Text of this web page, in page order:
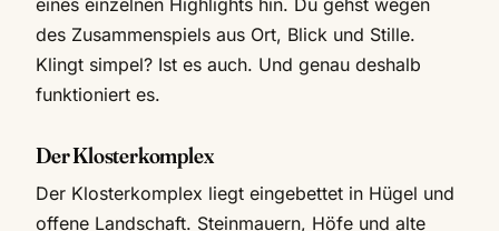
des Zusammenspiels aus Ort, Blick und Stille.
Klingt simpel? Ist es auch. Und genau deshalb
funktioniert es.
Der Klosterkomplex
Der Klosterkomplex liegt eingebettet in Hügel und
offene Landschaft. Steinmauern, Höfe und alte